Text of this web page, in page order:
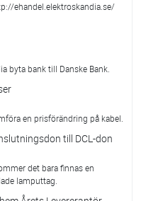
ehandel.elektroskandia.se/
byta bank till Danske Bank.
en prisförändring på kabel.
till DCL-don
det bara finnas en
lamputtag.